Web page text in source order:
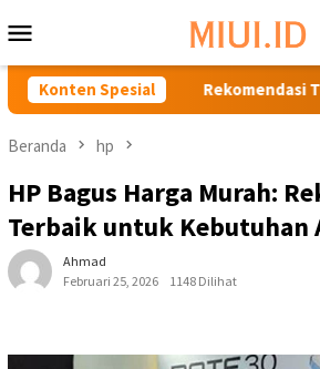
ke
kontenMobile
Konten Spesial
Rekomendasi Terbaik: HP
Beranda hp
HP Bagus Harga Murah:
Terbaik untuk Kebutuhan
Ahmad
Februari 25, 2026
1148 Dilihat